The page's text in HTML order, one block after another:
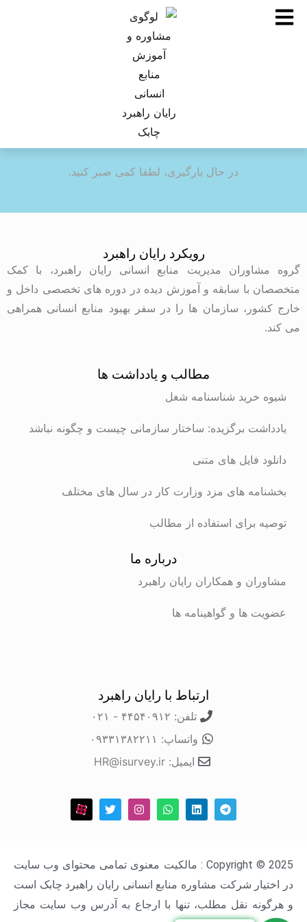
در حال بارگیری، لطفا کمی صبر کنید.
رویکرد رایان راهبرد
گروه مشاوران مدیریت منابع انسانی رایان راهبرد، با کمک
متخصصان با سابقه و آموزش دیده در دوره های تخصصی داخل و
خارج کشور، سازمان ها را در سفر بهبود منابع انسانی همراهی
می کند.
مطالب و یادداشت ها
شیوه خرید شناسنامه شغل
یادداشت برگزیده: ساختار سازمانی چیست و چگونه نباشد
دانلود فایل های متنی
بخشنامه های مزد وزارت کار در سال های مختلف
توصیه برای استفاده از مطالب
درباره ما
مشاوران و همکاران رایان راهبرد
عضویت ها و گواهینامه ها
ارتباط با رایان راهبرد
تلفن: ۴۴۵۴۰۹۱۲ - ۰۲۱
واتساپ: ۰۹۳۳۱۳۸۲۲۱۱
ایمیل: HR@isurvey.ir
Copyright © 2025 : مالکیت معنوی تمامی محتوای وب سایت
در اختیار شرکت مشاوره منابع انسانی رایان راهبرد چابک است
و هرگونه نقل مطلب، تنها با ارجاع به آدرس وب سایت مجاز